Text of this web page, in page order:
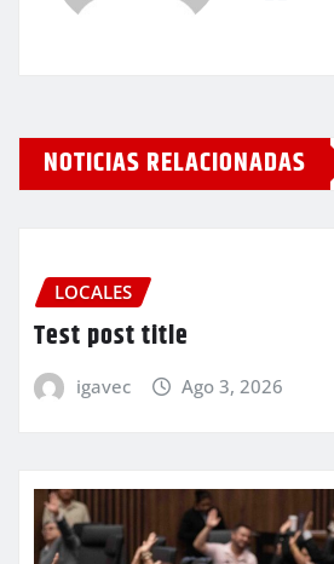
NOTICIAS RELACIONADAS
LOCALES
Test post title
igavec Ago 3, 2026